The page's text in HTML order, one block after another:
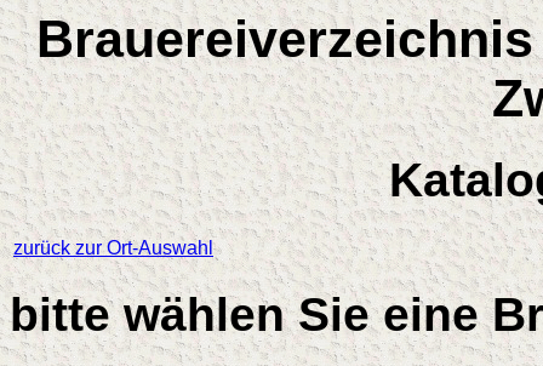
zurück zur Ort-Auswahl
bitte wählen Sie eine